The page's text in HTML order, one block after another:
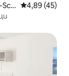
Средна
4,89 (45)